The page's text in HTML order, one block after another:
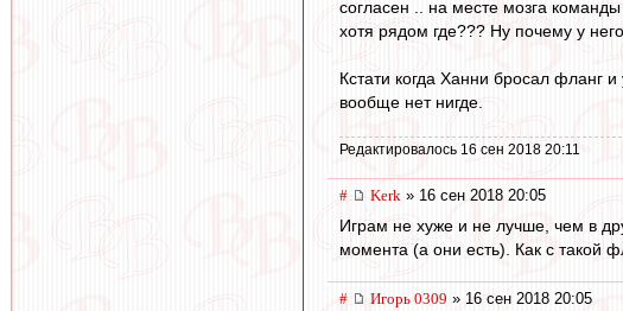
согласен .. на месте мозга
хотя рядом где??? Ну почему у
Кстати когда Ханни бросал фланг
вообще нет нигде.
Редактировалось 16 сен 2018 20:11
# Kerk » 16 сен 2018 20:05
Играм не хуже и не лучше, чем в
момента (а они есть). Как с такой
# Игорь 0309 » 16 сен 2018 20:05